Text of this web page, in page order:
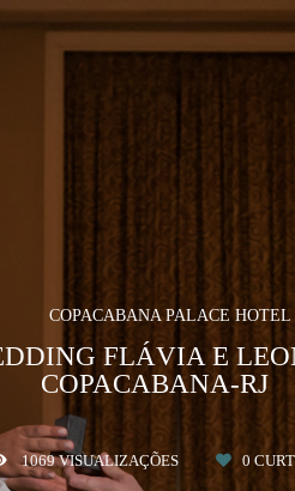
COPACABANA PALACE
FLÁVIA E
COPACABANA-RJ
1069VISUALIZAÇÕES 0